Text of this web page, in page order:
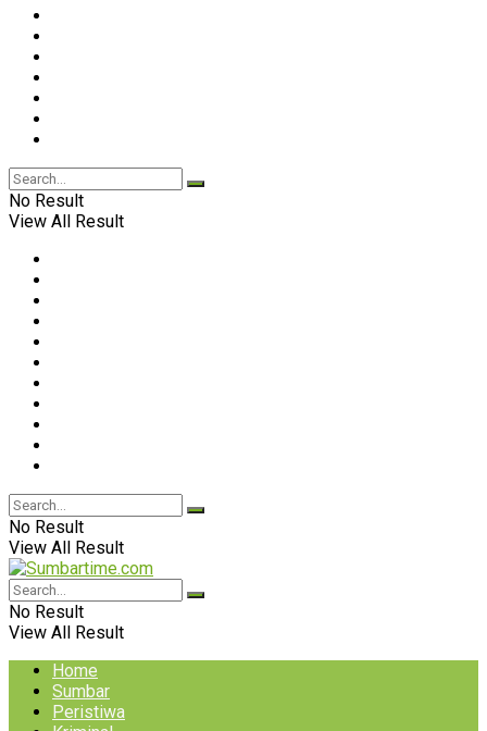
No Result
View All Result
No Result
View All Result
No Result
View All Result
Home
Sumbar
Peristiwa